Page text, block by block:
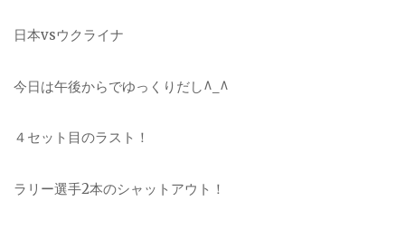
日本vsウクライナ
今日は午後からでゆっくりだし^_^
４セット目のラスト！
ラリー選手2本のシャットアウト！